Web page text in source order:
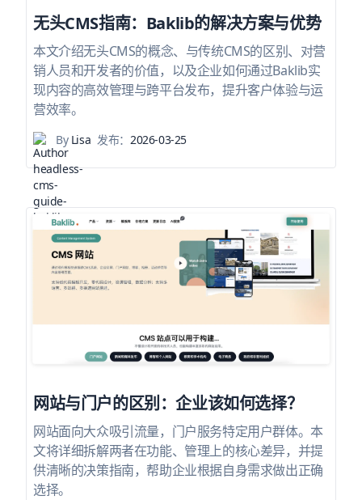
无头CMS指南：Baklib的解决方案与优势
本文介绍无头CMS的概念、与传统CMS的区别、对营
销人员和开发者的价值，以及企业如何通过Baklib实
现内容的高效管理与跨平台发布，提升客户体验与运
营效率。
ByLisa 发布：2026-03-25
网站与门户的区别：企业该如何选择？
网站面向大众吸引流量，门户服务特定用户群体。本
文将详细拆解两者在功能、管理上的核心差异，并提
供清晰的决策指南，帮助企业根据自身需求做出正确
选择。